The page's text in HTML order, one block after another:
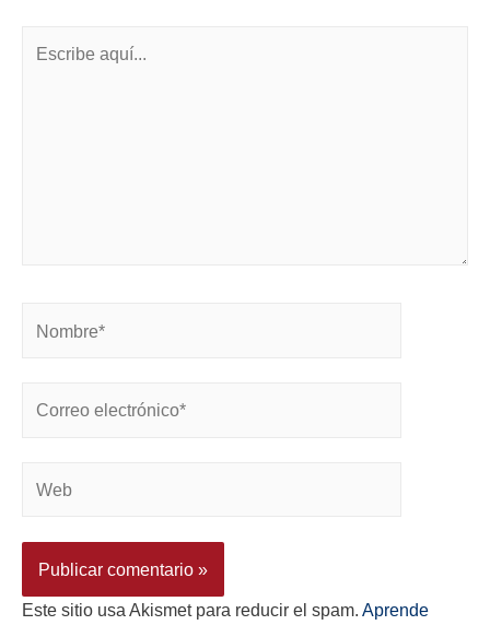
Este sitio usa Akismet para reducir el spam. Aprende